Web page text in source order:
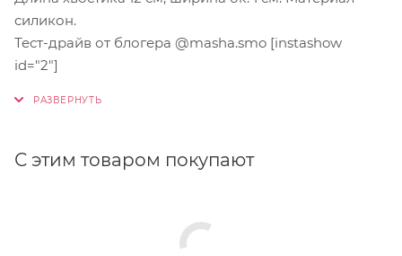
силикон.
Тест-драйв от блогера @masha.smo [instashow
id="2"]
С этим товаром покупают